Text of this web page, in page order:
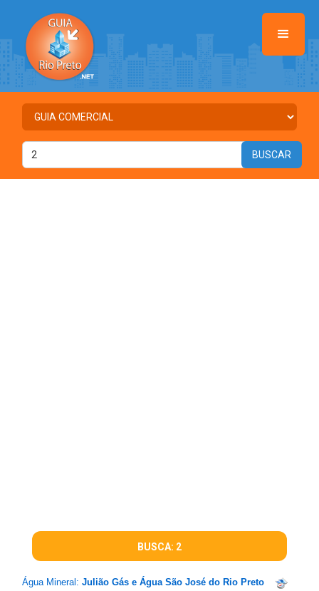
BUSCA: 2
Água Mineral: Julião Gás e Água São José do Rio Preto